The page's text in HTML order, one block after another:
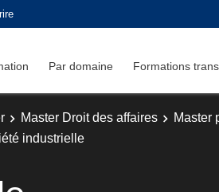
Par domaine Formations
Master Droit des affaires
Master
industrielle